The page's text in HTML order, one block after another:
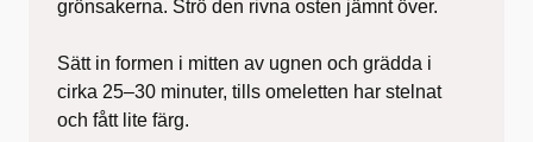
grönsakerna. Strö den rivna osten jämnt över.
Sätt in formen i mitten av ugnen och grädda i
cirka 25–30 minuter, tills omeletten har stelnat
och fått lite färg.